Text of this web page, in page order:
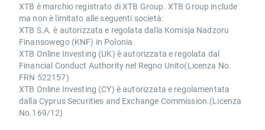
XTB è marchio registrato di XTB Group. XTB Group include
ma non è limitato alle seguenti società:
XTB S.A. è autorizzata e regolata dalla Komisja Nadzoru
Finansowego (KNF) in Polonia
XTB Online Investing (UK) è autorizzata e regolata dal
Financial Conduct Authority nel Regno Unito(Licenza No.
FRN 522157)
XTB Online Investing (CY) è autorizzata e regolamentata
dalla Cyprus Securities and Exchange Commission.(Licenza
No.169/12)